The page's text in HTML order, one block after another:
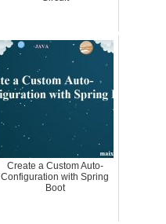
Create a Custom Auto-
Configuration with Spring
Boot